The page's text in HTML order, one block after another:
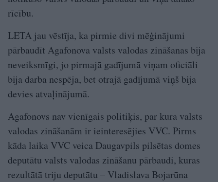
rīcību.
LETA jau vēstīja, ka pirmie divi mēģinājumi
pārbaudīt Agafonova valsts valodas zināšanas bija
neveiksmīgi, jo pirmajā gadījumā viņam oficiāli
bija darba nespēja, bet otrajā gadījumā viņš bija
devies atvaļinājumā.
Agafonovs nav vienīgais politiķis, par kura valsts
valodas zināšanām ir ieinteresējies VVC. Pirms
kāda laika VVC veica Daugavpils pilsētas domes
deputātu valsts valodas zināšanu pārbaudi, kuras
rezultātā triju deputātu – Vladislava Bojarūna